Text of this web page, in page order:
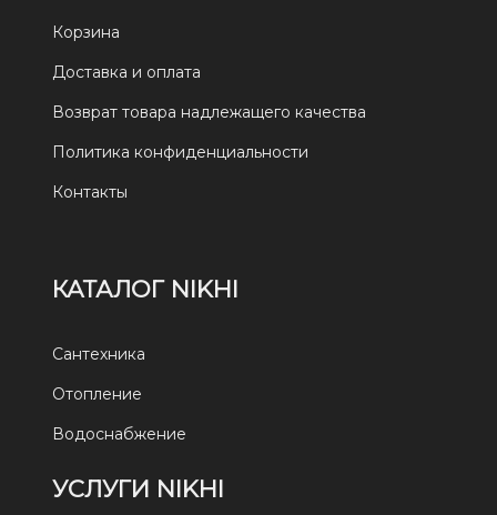
Корзина
Доставка и оплата
Возврат товара надлежащего качества
Политика конфиденциальности
Контакты
КАТАЛОГ NIKHI
Сантехника
Отопление
Водоснабжение
УСЛУГИ NIKHI